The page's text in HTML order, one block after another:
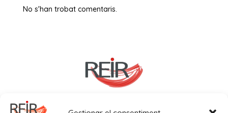
No s'han trobat comentaris.